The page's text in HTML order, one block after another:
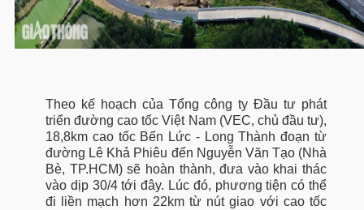
Theo kế hoạch của Tổng công ty Đầu tư phát
triển đường cao tốc Việt Nam (VEC, chủ đầu tư),
18,8km cao tốc Bến Lức - Long Thành đoạn từ
đường Lê Khả Phiêu đến Nguyễn Văn Tạo (Nhà
Bè, TP.HCM) sẽ hoàn thành, đưa vào khai thác
vào dịp 30/4 tới đây. Lúc đó, phương tiện có thể
đi liền mạch hơn 22km từ nút giao với cao tốc